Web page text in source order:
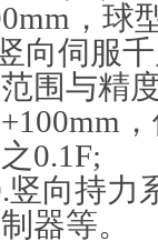
，球
向伺服
围与精
0.1F;
竖向持力
器等。